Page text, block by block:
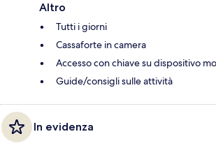
Altro
Tutti i giorni
Cassaforte in camera
Accesso con chiave su dispositivo
Guide/consigli sulle attività
In evidenza